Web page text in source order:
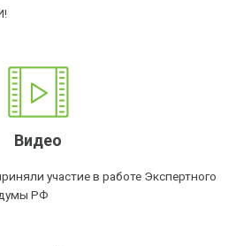
Видео
участие в работе Экспертного
РФ